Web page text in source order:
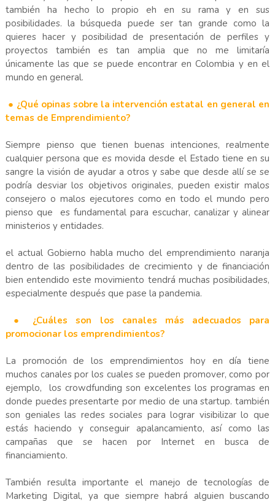
también ha hecho lo propio eh en su rama y en sus
posibilidades. la búsqueda puede ser tan grande como la
quieres hacer y posibilidad de presentación de perfiles y
proyectos también es tan amplia que no me limitaría
únicamente las que se puede encontrar en Colombia y en el
mundo en general.
● ¿Qué opinas sobre la intervención estatal en general en
temas de Emprendimiento?
Siempre pienso que tienen buenas intenciones, realmente
cualquier persona que es movida desde el Estado tiene en su
sangre la visión de ayudar a otros y sabe que desde allí se se
podría desviar los objetivos originales, pueden existir malos
consejero o malos ejecutores como en todo el mundo pero
pienso que es fundamental para escuchar, canalizar y alinear
ministerios y entidades.
el actual Gobierno habla mucho del emprendimiento naranja
dentro de las posibilidades de crecimiento y de financiación
bien entendido este movimiento tendrá muchas posibilidades,
especialmente después que pase la pandemia.
● ¿Cuáles son los canales más adecuados para
promocionar los emprendimientos?
La promoción de los emprendimientos hoy en día tiene
muchos canales por los cuales se pueden promover, como por
ejemplo, los crowdfunding son excelentes los programas en
donde puedes presentarte por medio de una startup. también
son geniales las redes sociales para lograr visibilizar lo que
estás haciendo y conseguir apalancamiento, así como las
campañas que se hacen por Internet en busca de
financiamiento.
También resulta importante el manejo de tecnologías de
Marketing Digital, ya que siempre habrá alguien buscando